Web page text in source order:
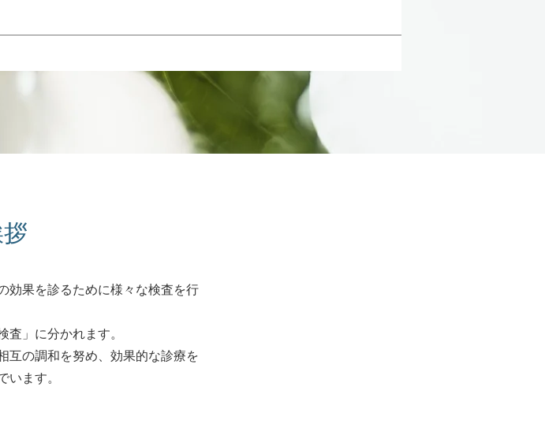
効果を診るために様々な検査を行
査」に分かれます。
互の調和を努め、効果的な診療を
います。